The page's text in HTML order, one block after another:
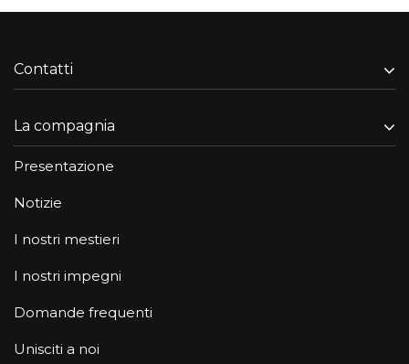
Contatti
La compagnia
Presentazione
Notizie
I nostri mestieri
I nostri impegni
Domande frequenti
Unisciti a noi